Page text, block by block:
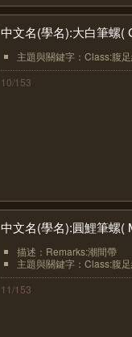
中文名(學名):大白筆螺(
主題與關鍵字：Class:腹
10/153
中文名(學名):圓鯉筆螺(
描述：Remarks:潮間帶
主題與關鍵字：Class:腹
11/153